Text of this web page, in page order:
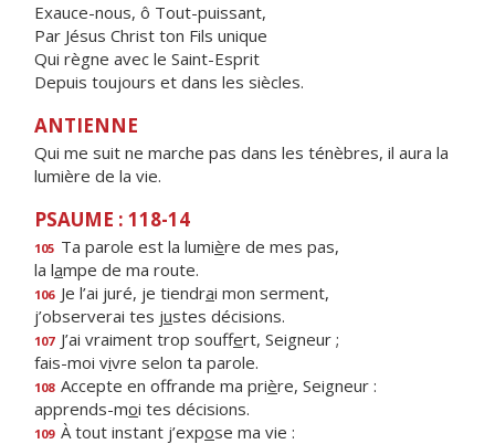
Exauce-nous, ô Tout-puissant,
Par Jésus Christ ton Fils unique
Qui règne avec le Saint-Esprit
Depuis toujours et dans les siècles.
ANTIENNE
Qui me suit ne marche pas dans les ténèbres, il aura la
lumière de la vie.
PSAUME : 118-14
105 Ta parole est la lumière de mes pas,
la lampe de ma route.
106 Je l’ai juré, je tiendrai mon serment,
j’observerai tes justes décisions.
107 J’ai vraiment trop souffert, Seigneur ;
fais-moi vivre selon ta parole.
108 Accepte en offrande ma prière, Seigneur :
apprends-moi tes décisions.
109 À tout instant j’expose ma vie :